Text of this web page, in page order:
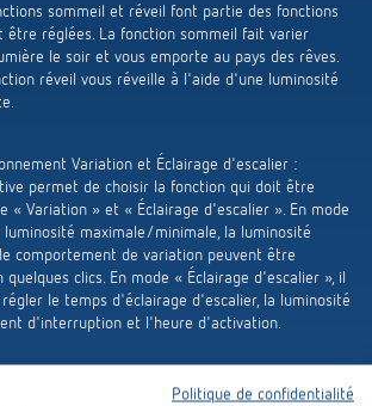
impulsionnel OKTO de Theben
sommeil et réveil font partie des fonctions
être réglées. La fonction sommeil fait varier
le soir et vous emporte au pays des rêves.
réveil vous réveille à l'aide d'une luminosité
Variation et Éclairage d'escalier :
permet de choisir la fonction qui doit être
« Variation » et « Éclairage d'escalier ». En mode
luminosité maximale/minimale, la luminosité
comportement de variation peuvent être
quelques clics. En mode « Éclairage d'escalier », il
le temps d'éclairage d'escalier, la luminosité
d'interruption et l'heure d'activation.
Politique de confidentialité